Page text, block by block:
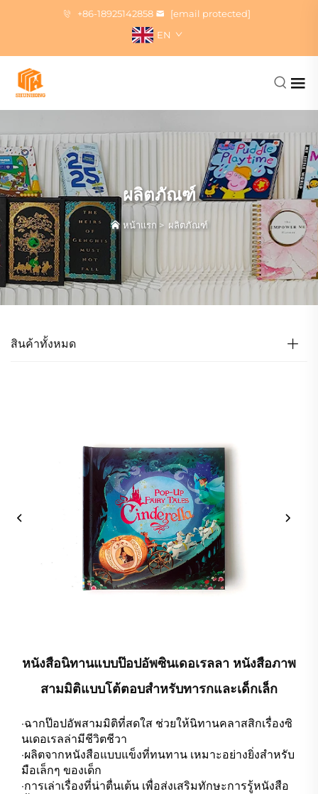
+86-18925142858
[email protected]
EN
ผลิตภัณฑ์
หน้าแรก > ผลิตภัณฑ์
สินค้าทั้งหมด
หนังสือนิทานแบบป๊อปอัพซินเดอเรลลา หนังสือภาพ
สามมิติแบบโต้ตอบสำหรับทารกและเด็กเล็ก
·ฉากป๊อปอัพสามมิติที่สดใส ช่วยให้นิทานคลาสสิกเรื่องซิ
นเดอเรลล่ามีชีวิตชีวา
·ผลิตจากหนังสือแบบแข็งที่ทนทาน เหมาะอย่างยิ่งสำหรับ
มือเล็กๆ ของเด็ก
·การเล่าเรื่องที่น่าตื่นเต้น เพื่อส่งเสริมทักษะการรู้หนังสือ